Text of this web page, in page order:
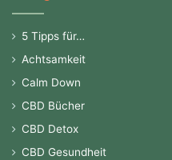
5 Tipps für…
Achtsamkeit
Calm Down
CBD Bücher
CBD Detox
CBD Gesundheit